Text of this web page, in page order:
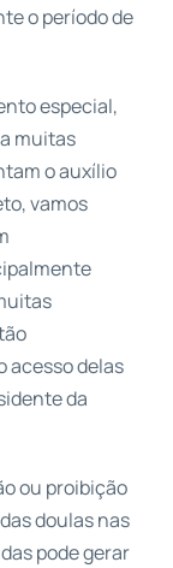
o período de
especial,
muitas
o auxílio
vamos
acesso delas
da
ou proibição
doulas nas
pode gerar